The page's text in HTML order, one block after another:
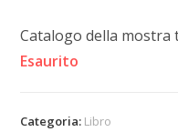
Catalogo della mostra
Esaurito
Categoria: Libro